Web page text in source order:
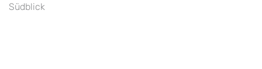
Südblick